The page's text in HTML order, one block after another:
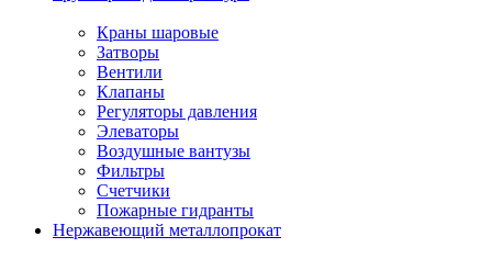
Краны шаровые
Затворы
Вентили
Клапаны
Регуляторы давления
Элеваторы
Воздушные вантузы
Фильтры
Счетчики
Пожарные гидранты
Нержавеющий металлопрокат